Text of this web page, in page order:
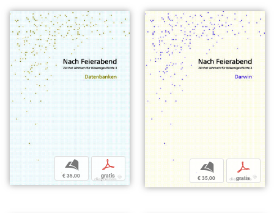
b
€ 35,00
p
gratis
b
€ 35,00
p
gratis